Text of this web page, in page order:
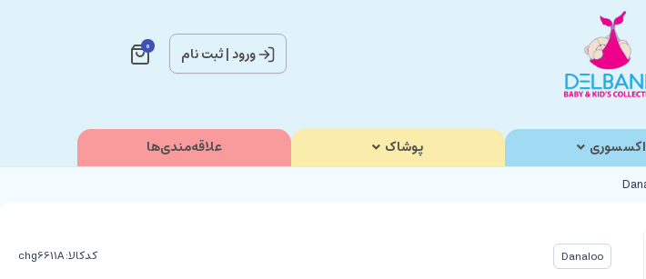
ورود|ثبت نام 0
اکسسوری پوشاک علاقه‌مندی‌ها
Danaloo کدکالا: